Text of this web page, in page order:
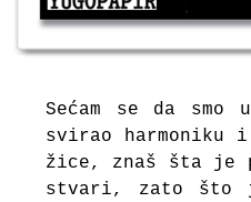
Sećam se da
svirao harmoniku
žice, znaš šta je
stvari, zato što